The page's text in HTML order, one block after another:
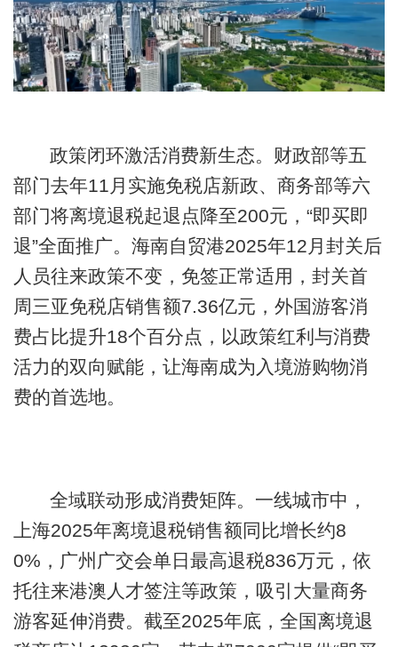
政策闭环激活消费新生态。财政部等五
部门去年11月实施免税店新政、商务部等六
部门将离境退税起退点降至200元，“即买即
退”全面推广。海南自贸港2025年12月封关后
人员往来政策不变，免签正常适用，封关首
周三亚免税店销售额7.36亿元，外国游客消
费占比提升18个百分点，以政策红利与消费
活力的双向赋能，让海南成为入境游购物消
费的首选地。
全域联动形成消费矩阵。一线城市中，
上海2025年离境退税销售额同比增长约8
0%，广州广交会单日最高退税836万元，依
托往来港澳人才签注等政策，吸引大量商务
游客延伸消费。截至2025年底，全国离境退